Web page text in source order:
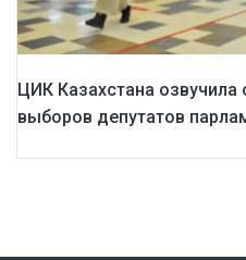
ЦИК Казахстана озвучила
выборов депутатов